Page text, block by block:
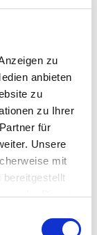
zu
anbieten
zu
zu Ihrer
für
Unsere
mit
bereitgestellt
der Dienste
– die
und
Design
Ideal auch